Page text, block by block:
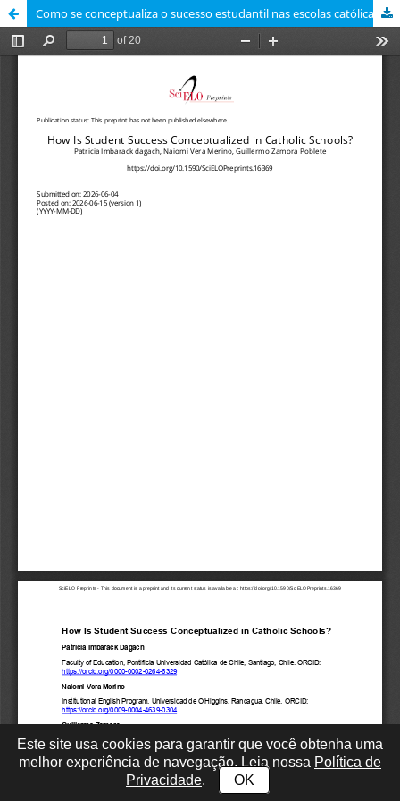
Como se conceptualiza o sucesso estudantil nas escolas católicas?
Este site usa cookies para garantir que você obtenha uma
melhor experiência de navegação. Leia nossa Política de
Privacidade. OK